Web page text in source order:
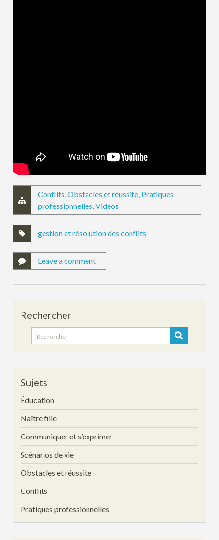
Conflits,Obstacles et réussite, Pratiques
professionnelles,Vidéos
gestion et résolution des conflits
Leave a comment
Rechercher
Search
for:
Sujets
Éducation
Naître fille
Communiquer et s’exprimer
Scénarios de vie
Obstacles et réussite
Conflits
Pratiques professionnelles